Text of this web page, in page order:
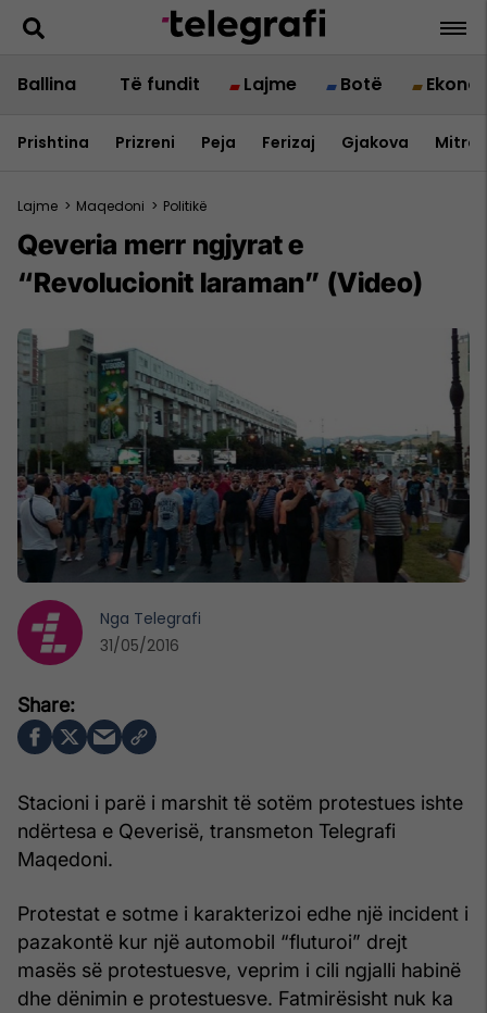
Ballina Të fundit Lajme Botë
Prishtina Prizreni Peja Ferizaj Gjakova
Lajme > Maqedoni > Politikë
Qeveria merr ngjyrat e
“Revolucionit laraman” (Video)
Stacioni i parë i marshit të sotëm protestues ishte
ndërtesa e Qeverisë, transmeton Telegrafi
Maqedoni.
Protestat e sotme i karakterizoi edhe një incident i
pazakontë kur një automobil “fluturoi” drejt
masës së protestuesve, veprim i cili ngjalli habinë
dhe dënimin e protestuesve. Fatmirësisht nuk ka
Nga Telegrafi
31/05/2016